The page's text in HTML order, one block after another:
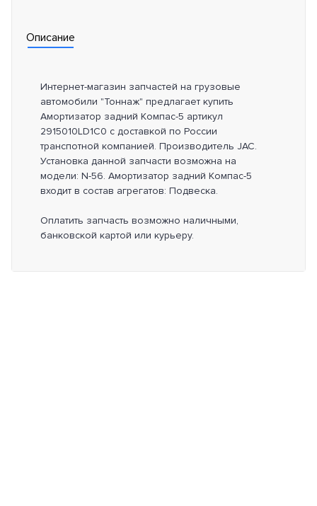
Описание
Интернет-магазин запчастей на грузовые
автомобили "Тоннаж" предлагает купить
Амортизатор задний Компас-5 артикул
2915010LD1C0 с доставкой по России
транспотной компанией. Производитель JAC.
Установка данной запчасти возможна на
модели: N-56. Амортизатор задний Компас-5
входит в состав агрегатов: Подвеска.
Оплатить запчасть возможно наличными,
банковской картой или курьеру.